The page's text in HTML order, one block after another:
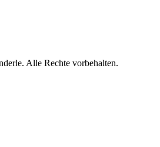
Alle Rechte vorbehalten.